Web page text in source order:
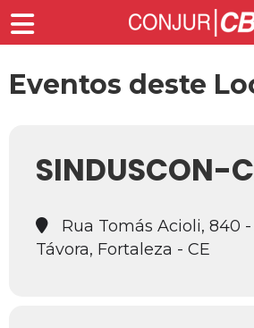
Eventos deste
SINDUSCON-
Rua Tomás Acioli, 840
Távora, Fortaleza - CE